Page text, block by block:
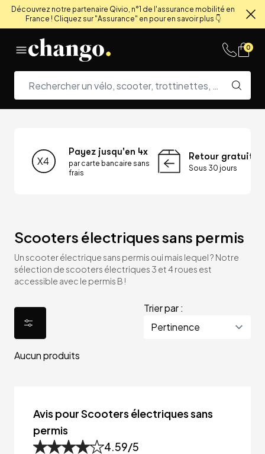
Découvrez notre partenaire Qivio, n°1 de l'assurance mobilité en
France ! Cliquez sur "Assurance" en pour en savoir plus 👇
0
Payez jusqu'en 4x
par carte bancaire sans
frais
Retour gratuit
Sous 30 jours
Scooters électriques sans permis
Un scooter électrique sans permis oui mais lequel ? Notre
sélection de scooters électriques 3 et 4 roues est
accessible avec le permis B !
Trier par :
Aucun produits
Avis pour Scooters électriques sans
permis
4.59/5